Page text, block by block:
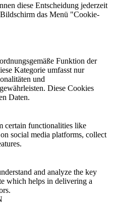
diese Entscheidung jederzeit
das Menü "Cookie-
Funktion der
Kategorie umfasst nur
und
Diese Cookies
Daten.
certain functionalities like
social media platforms, collect
and analyze the key
which helps in delivering a